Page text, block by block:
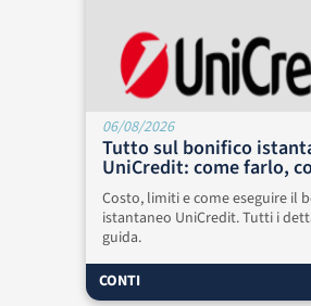
06/08/2026
Tutto sul bonifico
UniCredit: come farlo,
limiti
Costo, limiti e come eseguire il
istantaneo UniCredit. Tutti i
guida.
CONTI